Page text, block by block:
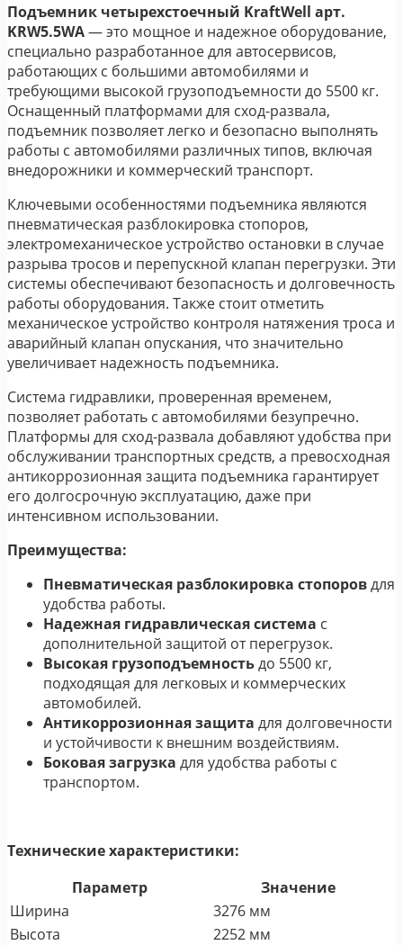
Подъемник четырехстоечный KraftWell арт.
KRW5.5WA— это мощное и надежное оборудование,
специально разработанное для автосервисов,
работающих с большими автомобилями и
требующими высокой грузоподъемности до 5500 кг.
Оснащенный платформами для сход-развала,
подъемник позволяет легко и безопасно выполнять
работы с автомобилями различных типов, включая
внедорожники и коммерческий транспорт.
Ключевыми особенностями подъемника являются
пневматическая разблокировка стопоров,
электромеханическое устройство остановки в случае
разрыва тросов и перепускной клапан перегрузки. Эти
системы обеспечивают безопасность и долговечность
работы оборудования. Также стоит отметить
механическое устройство контроля натяжения троса и
аварийный клапан опускания, что значительно
увеличивает надежность подъемника.
Система гидравлики, проверенная временем,
позволяет работать с автомобилями безупречно.
Платформы для сход-развала добавляют удобства при
обслуживании транспортных средств, а превосходная
антикоррозионная защита подъемника гарантирует
его долгосрочную эксплуатацию, даже при
интенсивном использовании.
Преимущества:
Пневматическая разблокировка стопоровдля
удобства работы.
Надежная гидравлическая система с
дополнительной защитой от перегрузок.
Высокая грузоподъемностьдо 5500 кг,
подходящая для легковых и коммерческих
автомобилей.
Антикоррозионная защита для долговечности
и устойчивости к внешним воздействиям.
Боковая загрузка для удобства работы с
транспортом.
Технические характеристики:
Параметр
Значение
Ширина
3276 мм
Высота
2252 мм